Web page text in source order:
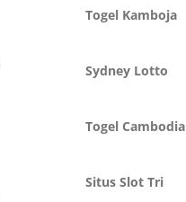
Togel Kamboja
Sydney Lotto
Togel Cambodia
Situs Slot Tri